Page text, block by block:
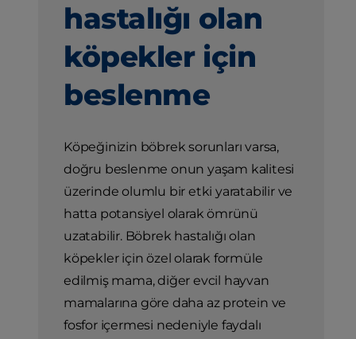
hastalığı olan
köpekler için
beslenme
Köpeğinizin böbrek sorunları varsa,
doğru beslenme onun yaşam kalitesi
üzerinde olumlu bir etki yaratabilir ve
hatta potansiyel olarak ömrünü
uzatabilir. Böbrek hastalığı olan
köpekler için özel olarak formüle
edilmiş mama, diğer evcil hayvan
mamalarına göre daha az protein ve
fosfor içermesi nedeniyle faydalı